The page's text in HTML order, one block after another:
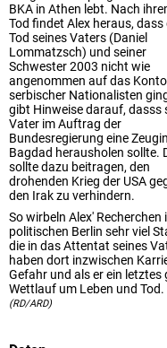
BKA in Athen lebt. Nach
Tod findet Alex heraus, dass
Tod seines Vaters (Daniel
Lommatzsch) und seiner
Schwester 2003 nicht wie
angenommen auf das Konto
serbischer Nationalisten
gibt Hinweise darauf, dasss
Vater im Auftrag der
Bundesregierung eine
Bagdad herausholen sollte.
sollte dazu beitragen, den
drohenden Krieg der USA
den Irak zu verhindern.
So wirbeln Alex' Recherchen
politischen Berlin sehr viel
die in das Attentat seines
haben dort inzwischen
Gefahr und als er ein
Wettlauf um Leben und Tod.
(RD/ARD)